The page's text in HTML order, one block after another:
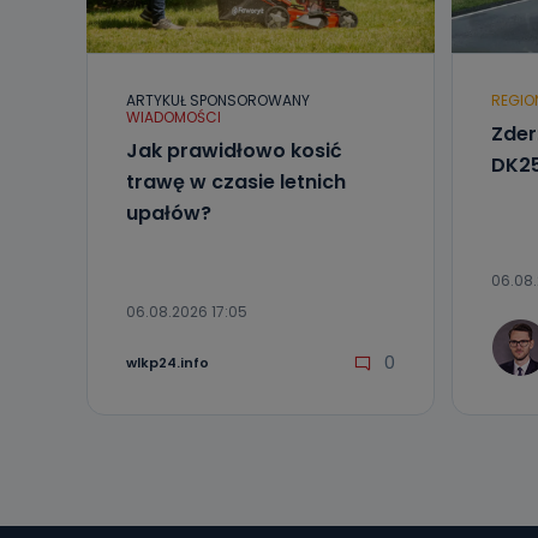
Telewizja
19 nie
Co
Po
Telewizji
19 dostępu
ich
Do czasu
Jakie
ARTYKUŁ SPONSOROWANY
WIADOMOŚCI
Jak prawidłowo kosić
trawę w czasie letnich
upałów?
06.08.2026 17:05
wlkp24.info 0